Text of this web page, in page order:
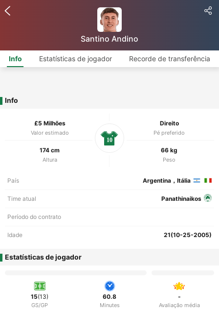
Santino Andino
Info Estatísticas de jogador Recorde de transferência
Info
£5 Milhões
Valor estimado
Direito
Pé preferido
174 cm
Altura
66 kg
Peso
10
País Argentina，Itália
Time atual Panathinaikos
Período do contrato
Idade 21(10-25-2005)
Estatísticas de jogador
15(13)
GS/GP
60.8
Minutes
-
Avaliação média